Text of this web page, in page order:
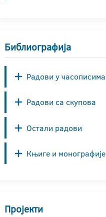
Библиографија
Радови у часописима
Радови са скупова
Остали радови
Књиге и монографије
Пројекти